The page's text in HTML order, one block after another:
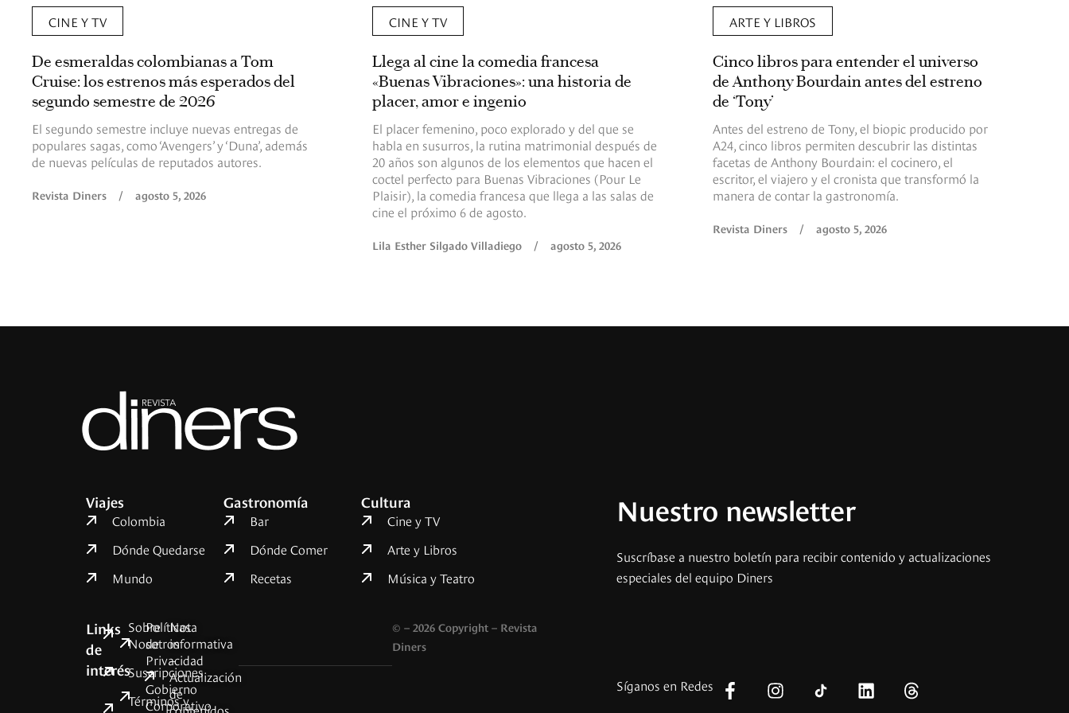
CINE Y TV
De esmeraldas colombianas a Tom
Cruise: los estrenos más esperados del
segundo semestre de 2026
El segundo semestre incluye nuevas entregas de
populares sagas, como ‘Avengers’ y ‘Duna’, además
de nuevas películas de reputados autores.
Revista Diners / agosto 5, 2026
CINE Y TV
Llega al cine la comedia francesa
«Buenas Vibraciones»: una historia de
placer, amor e ingenio
El placer femenino, poco explorado y del que se
habla en susurros, la rutina matrimonial después de
20 años son algunos de los elementos que hacen el
coctel perfecto para Buenas Vibraciones (Pour Le
Plaisir), la comedia francesa que llega a las salas de
cine el próximo 6 de agosto.
Lila Esther Silgado Villadiego / agosto 5, 2026
ARTE Y LIBROS
Cinco libros para entender el universo
de Anthony Bourdain antes del estreno
de ‘Tony’
Antes del estreno de Tony, el biopic producido por
A24, cinco libros permiten descubrir las distintas
facetas de Anthony Bourdain: el cocinero, el
escritor, el viajero y el cronista que transformó la
manera de contar la gastronomía.
Revista Diners / agosto 5, 2026
Viajes
Colombia
Dónde Quedarse
Mundo
Gastronomía
Bar
Dónde Comer
Recetas
Cultura
Cine y TV
Arte y Libros
Música y Teatro
Links
de
interés
Sobre
Nosotros
Suscripciones
Términos y
Políticas
de
Privacidad
Gobierno
Corporativo
Nota
informativa
–
Actualización
de
contenidos
© – 2026 Copyright – Revista
Diners
Nuestro newsletter
Suscríbase a nuestro boletín para recibir contenido y actualizaciones
especiales del equipo Diners
Síganos en Redes